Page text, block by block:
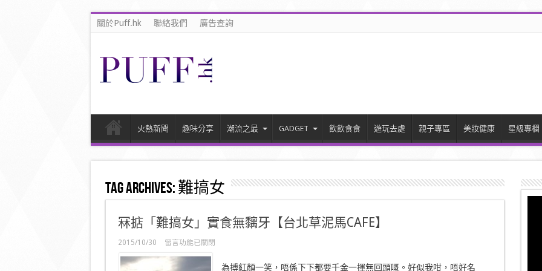
關於Puff.hk 聯絡我們 廣告查詢
火熱新聞 趣味分享 潮流之最 GADGET 飲飲食食 遊玩去處 親子專區 美妝健康 星級專欄
Tag Archives:難搞女
冧掂「難搞女」實食無黐牙【台北草泥馬CAFE】
2015/10/30
在
掂
留言功能已關閉
為搏紅顏一笑，唔係下下都要千金一揮無回頭嘅。好似我咁，唔好名